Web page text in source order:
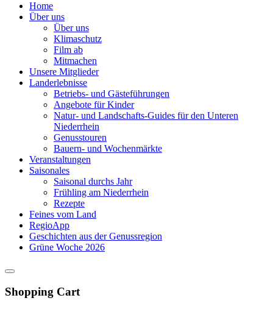
Home
Über uns
Über uns
Klimaschutz
Film ab
Mitmachen
Unsere Mitglieder
Landerlebnisse
Betriebs- und Gästeführungen
Angebote für Kinder
Natur- und Landschafts-Guides für den Unteren
Niederrhein
Genusstouren
Bauern- und Wochenmärkte
Veranstaltungen
Saisonales
Saisonal durchs Jahr
Frühling am Niederrhein
Rezepte
Feines vom Land
RegioApp
Geschichten aus der Genussregion
Grüne Woche 2026
Shopping Cart